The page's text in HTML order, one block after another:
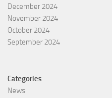
December 2024
November 2024
October 2024
September 2024
Categories
News